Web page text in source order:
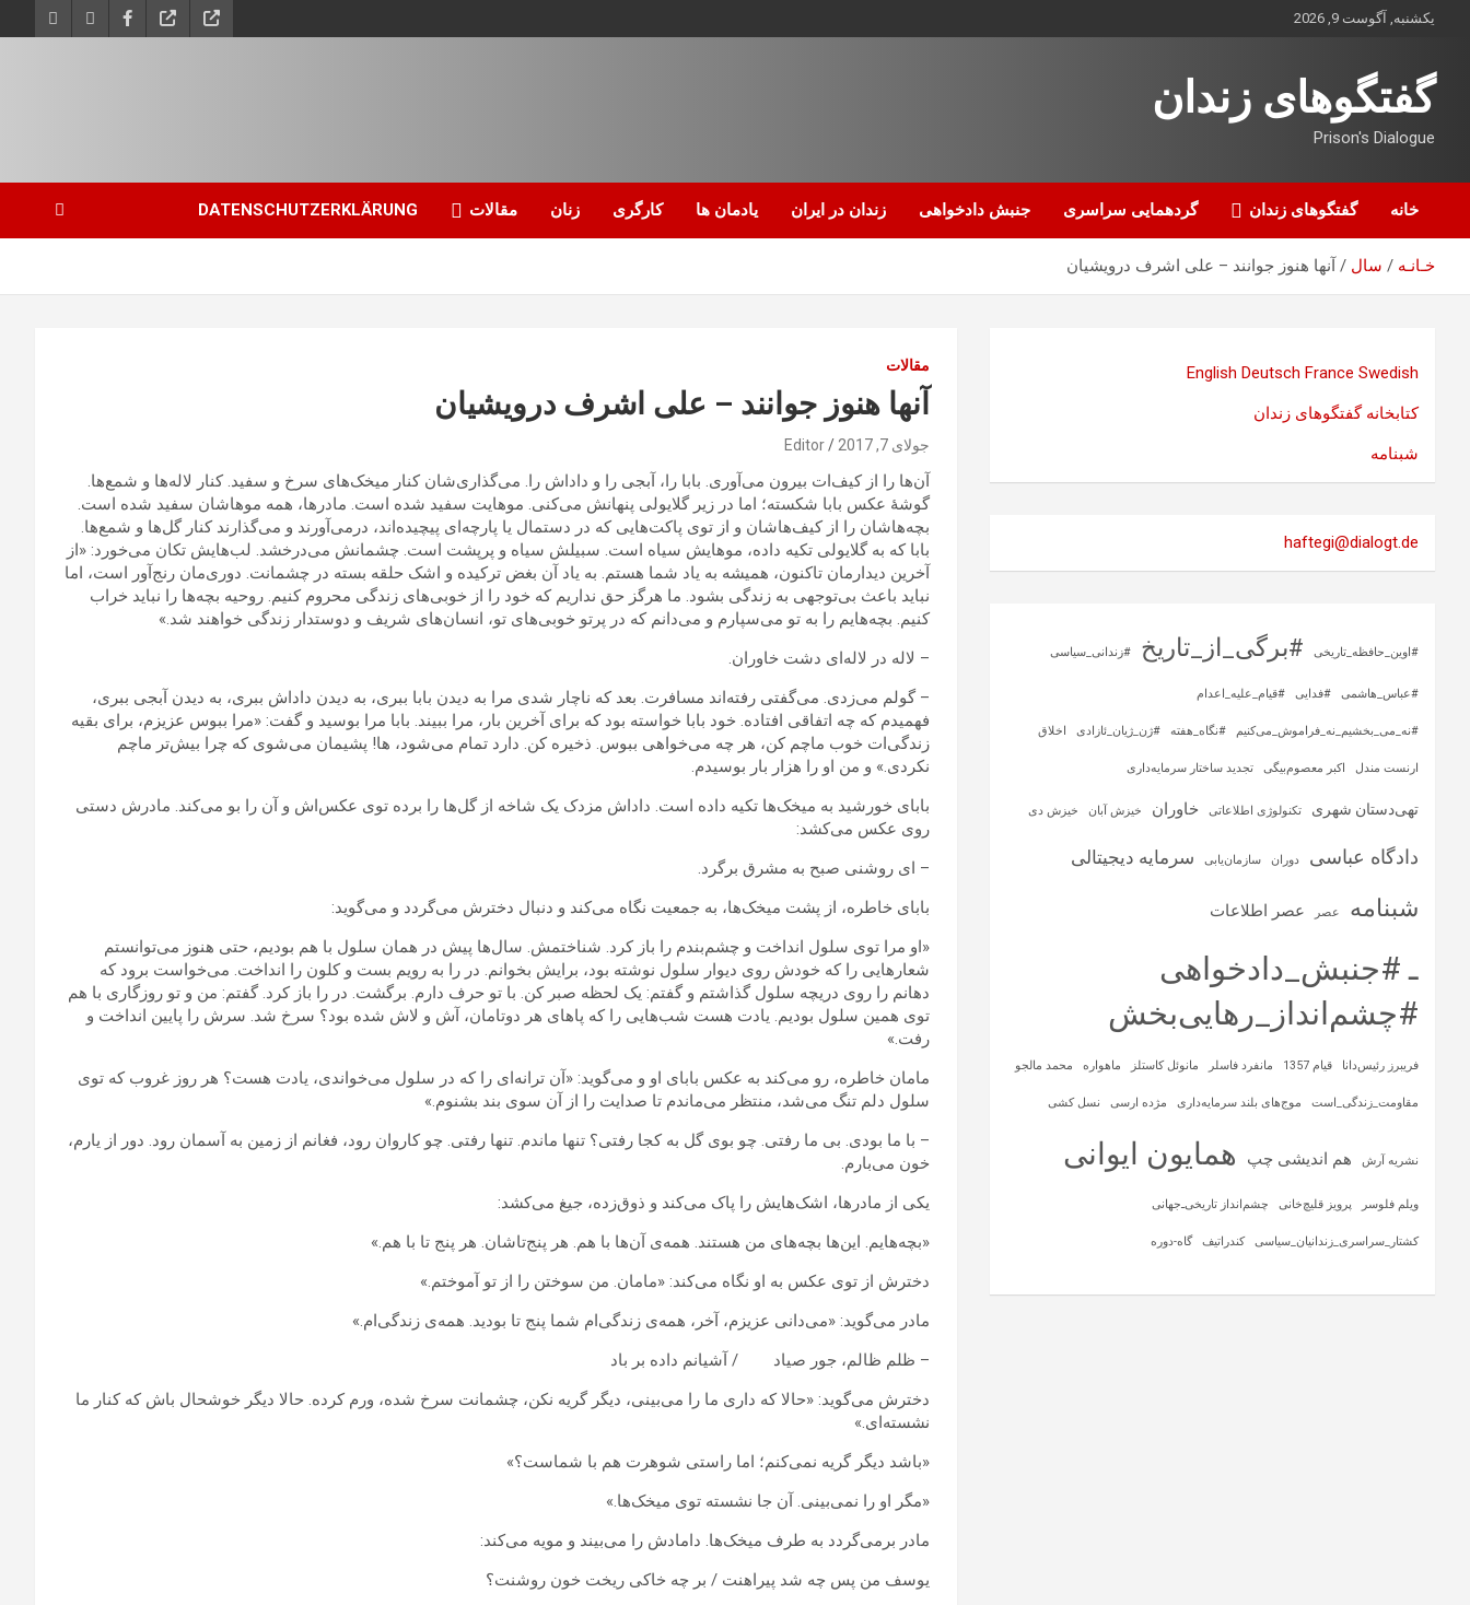
یکشنبه, آگوست 9, 2026
گفتگوهای زندان
Prison's Dialogue
خانه گفتگوهای زندان گردهمایی سراسری جنبش دادخواهی زندان در ایران یادمان ها کارگری زنان مقالات DATENSCHUTZERKLÄRUNG
خـانـه سال آنها هنوز جوانند – علی اشرف درويشيان
مقالات
آنها هنوز جوانند – علی اشرف درويشيان
جولای 7, 2017 Editor
آن‌ها را از کیف‌ات بیرون می‌آوری. بابا را، آبجی را و داداش را. می‌گذاری‌شان کنار میخک‌های سرخ و سفید. کنار لاله‌ها و شمع‌ها.
گوشۀ عکس بابا شکسته؛ اما در زیر گلایولی پنهانش می‌کنی. موهایت سفید شده است. مادرها، همه موهاشان سفید شده است.
بچه‌هاشان را از کیف‌هاشان و از توی پاکت‌هایی که در دستمال یا پارچه‌ای پیچیده‌اند، درمی‌آورند و می‌گذارند کنار گل‌ها و شمع‌ها.
بابا که به گلایولی تکیه داده، موهایش سیاه است. سبیلش سیاه و پرپشت است. چشمانش می‌درخشد. لب‌هایش تکان می‌خورد: «از
آخرین دیدارمان تاکنون، همیشه به یاد شما هستم. به یاد آن بغض ترکیده و اشک حلقه بسته در چشمانت. دوری‌مان رنج‌آور است، اما
نباید باعث بی‌توجهی به زندگی بشود. ما هرگز حق نداریم که خود را از خوبی‌های زندگی محروم کنیم. روحیه بچه‌ها را نباید خراب
کنیم. بچه‌هایم را به تو می‌سپارم و می‌دانم که در پرتو خوبی‌های تو، انسان‌های شریف و دوستدار زندگی خواهند شد.»
– لاله در لاله‌ای دشت خاوران.
– گولم می‌زدی. می‌گفتی رفته‌اند مسافرت. بعد که ناچار شدی مرا به دیدن بابا ببری، به دیدن داداش ببری، به دیدن آبجی ببری،
فهمیدم که چه اتفاقی افتاده. خود بابا خواسته بود که برای آخرین بار، مرا ببیند. بابا مرا بوسید و گفت: «مرا ببوس عزیزم، برای بقیه
زندگی‌ات خوب ماچم کن، هر چه می‌خواهی ببوس. ذخیره کن. دارد تمام می‌شود، ها! پشیمان می‌شوی که چرا بیش‌تر ماچم
نکردی.» و من او را هزار بار بوسیدم.
بابای خورشید به میخک‌ها تکیه داده است. داداش مزدک یک شاخه از گل‌ها را برده توی عکس‌اش و آن را بو می‌کند. مادرش دستی
روی عکس می‌کشد:
– ای روشنی صبح به مشرق برگرد.
بابای خاطره، از پشت میخک‌ها، به جمعیت نگاه می‌کند و دنبال دخترش می‌گردد و می‌گوید:
«او مرا توی سلول انداخت و چشم‌بندم را باز کرد. شناختمش. سال‌ها پیش در همان سلول با هم بودیم، حتی هنوز می‌توانستم
شعارهایی را که خودش روی دیوار سلول نوشته بود، برایش بخوانم. در را به رویم بست و کلون را انداخت. می‌خواست برود که
دهانم را روی دریچه سلول گذاشتم و گفتم: یک لحظه صبر کن. با تو حرف دارم. برگشت. در را باز کرد. گفتم: من و تو روزگاری با هم
توی همین سلول بودیم. یادت هست شب‌هایی را که پاهای هر دوتامان، آش و لاش شده بود؟ سرخ شد. سرش را پایین انداخت و
رفت.»
مامان خاطره، رو می‌کند به عکس بابای او و می‌گوید: «آن ترانه‌ای را که در سلول می‌خواندی، یادت هست؟ هر روز غروب که توی
سلول دلم تنگ می‌شد، منتظر می‌ماندم تا صدایت را از آن سوی بند بشنوم.»
– با ما بودی. بی ما رفتی. چو بوی گل به کجا رفتی؟ تنها ماندم. تنها رفتی. چو کاروان رود، فغانم از زمین به آسمان رود. دور از یارم،
خون می‌بارم.
یکی از مادرها، اشک‌هایش را پاک می‌کند و ذوق‌زده، جیغ می‌کشد:
«بچه‌هایم. این‌ها بچه‌های من هستند. همه‌ی آن‌ها با هم. هر پنج‌تاشان. هر پنج تا با هم.»
دخترش از توی عکس به او نگاه می‌کند: «مامان. من سوختن را از تو آموختم.»
مادر می‌گوید: «می‌دانی عزیزم، آخر، همه‌ی زندگی‌ام شما پنج تا بودید. همه‌ی زندگی‌ام.»
– ظلم ظالم، جور صیاد / آشیانم داده بر باد
دخترش می‌گوید: «حالا که داری ما را می‌بینی، دیگر گریه نکن، چشمانت سرخ شده، ورم کرده. حالا دیگر خوشحال باش که کنار ما
نشسته‌ای.»
«باشد دیگر گریه نمی‌کنم؛ اما راستی شوهرت هم با شماست؟»
«مگر او را نمی‌بینی. آن جا نشسته توی میخک‌ها.»
مادر برمی‌گردد به طرف میخک‌ها. دامادش را می‌بیند و مویه می‌کند:
یوسف من پس چه شد پیراهنت / بر چه خاکی ریخت خون روشنت؟
English Deutsch France Swedish
کتابخانه گفتگوهای زندان
شبنامه
haftegi@dialogt.de
#اوین_حافظه_تاریخی #برگی_از_تاریخ #زندانی_سیاسی
#عباس_هاشمی #فدایی #قیام_علیه_اعدام
#نه_می_بخشیم_نه_فراموش_می‌کنیم #نگاه_هفته #ژن_ژیان_ئازادی اخلاق
ارنست مندل اکبر معصوم‌بیگی تجدید ساختار سرمایه‌داری
تهی‌دستان شهری تکنولوژی اطلاعاتی خاوران خیزش آبان خیزش دی
دادگاه عباسی دوران سازمان‌یابی سرمایه‌ دیجیتالی
شبنامه عصر عصر اطلاعات
ـ #جنبش_دادخواهی
#چشم‌انداز_رهایی‌بخش
فریبرز رئیس‌دانا قیام 1357 مانفرد فاسلر مانوئل کاستلز ماهواره‌ محمد مالجو
مقاومت_زندگی_است موج‌های بلند سرمایه‌داری مژده ارسی نسل کشی
نشریه آرش هم اندیشی چپ همایون ایوانی
ویلم فلوسر پرویز قلیچ‌خانی چشم‌انداز تاریخی‌ـ‌جهانی
کشتار_سراسری_زندانیان_سیاسی کندراتیف گاه-دوره